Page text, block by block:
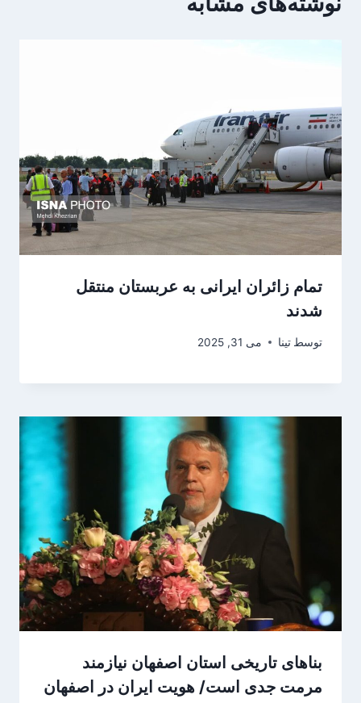
تمام زائران ایرانی به عربستان منتقل
شدند
توسط تینا می 31, 2025
بناهای تاریخی استان اصفهان نیازمند
مرمت جدی است/ هویت ایران در اصفهان